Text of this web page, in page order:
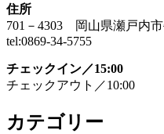
住所
701－4303 岡山県瀬戸内
tel:0869-34-5755
チェックイン／15:00
チェックアウト／10:00
カテゴリー